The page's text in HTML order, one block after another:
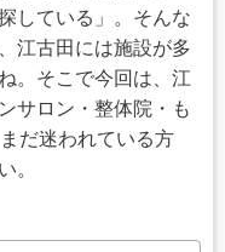
している」。そんな
江古田には施設が多
。そこで今回は、江
サロン・整体院・も
だ迷われている方
。